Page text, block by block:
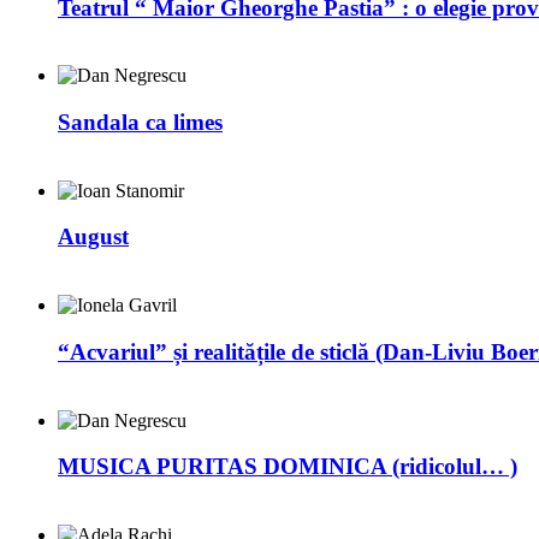
Teatrul “ Maior Gheorghe Pastia” : o elegie
Sandala ca limes
August
“Acvariul” și realitățile de sticlă (Dan-Liviu
MUSICA PURITAS DOMINICA (ridicolul… )